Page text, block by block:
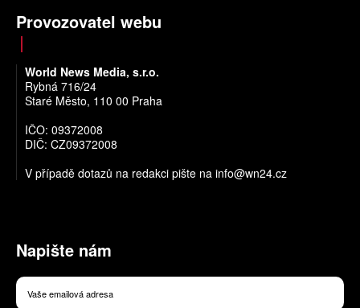
Provozovatel webu
World News Media, s.r.o.
Rybná 716/24
Staré Město, 110 00 Praha
IČO: 09372008
DIČ: CZ09372008
V případě dotazů na redakci pište na info@wn24.cz
Napište nám